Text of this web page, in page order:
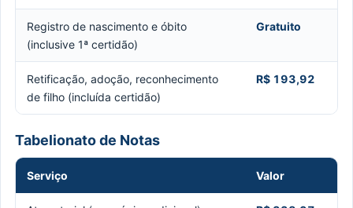
Registro de nascimento e óbito
(inclusive 1ª certidão)
Gratuito
Retificação, adoção, reconhecimento
de filho (incluída certidão)
R$ 193,92
Tabelionato de Notas
Serviço Valor